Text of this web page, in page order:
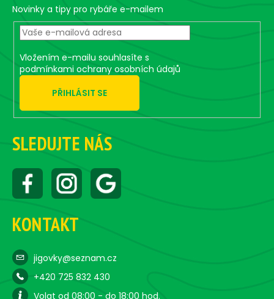
G
79
Kč
Novinky a tipy pro rybáře e-mailem
Vložením e-mailu souhlasíte s
podmínkami ochrany osobních údajů
PŘIHLÁSIT SE
SLEDUJTE NÁS
KONTAKT
jigovky@seznam.cz
+420 725 832 430
Volat od 08:00 - do 18:00 hod.